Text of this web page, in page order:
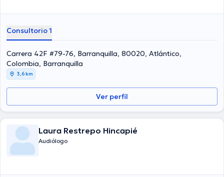
Consultorio 1
Carrera 42F #79-76, Barranquilla, 80020, Atlántico,
Colombia, Barranquilla
3,6 km
Ver perfil
Laura Restrepo Hincapié
Audiólogo